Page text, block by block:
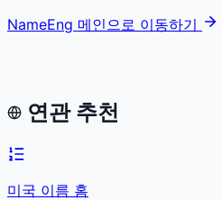
NameEng 메인으로 이동하기
연관 추천
미국 이름 홈